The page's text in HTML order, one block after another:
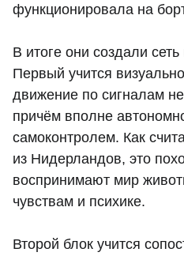
функционировала на
В итоге они создали
Первый учится
движение по сигналам
причём вполне
самоконтролем. Как
из Нидерландов, это
воспринимают мир
чувствам и психике.
Второй блок учится